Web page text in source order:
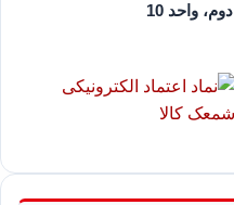
واحد 10